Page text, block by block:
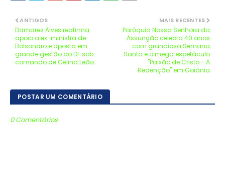
MAIS RECENTES
Paróquia Nossa Senhora da
Assunção celebra 40 anos
com grandiosa Semana
Santa e o mega espetáculo
"Paixão de Cristo - A
Redenção" em Goiânia
ANTIGOS
Damares Alves reafirma
apoio a ex-ministra de
Bolsonaro e aposta em
grande gestão do DF sob
comando de Celina Leão
POSTAR UM COMENTÁRIO
0 Comentários